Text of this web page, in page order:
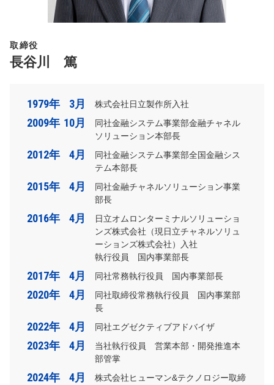
取締役
長谷川 篤
1979年 3月 株式会社日立製作所入社
2009年 10月
同社金融システム事業部金融チャネル
ソリューション本部長
2012年 4月
同社金融システム事業部全国金融シス
テム本部長
2015年 4月
同社金融チャネルソリューション事業
部長
2016年 4月
日立オムロンターミナルソリューショ
ンズ株式会社（現日立チャネルソリュ
ーションズ株式会社）入社
執行役員 国内事業部長
2017年 4月 同社常務執行役員 国内事業部長
2020年 4月
同社取締役常務執行役員 国内事業部
長
2022年 4月 同社エグゼクティブアドバイザ
2023年 4月
当社執行役員 営業本部・開発推進本
部管掌
2024年 4月
株式会社ヒューマン&テクノロジー取締